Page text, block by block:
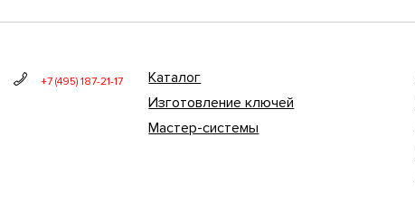
+7 (495) 187-21-17
Каталог
Изготовление ключей
Мастер-системы